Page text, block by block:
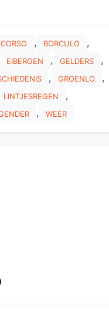
, BORCULO ,
EIBERGEN , GELDERS ,
, GROENLO ,
LINTJESREGEN ,
, WEER